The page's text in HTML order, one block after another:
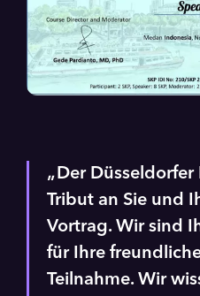
Der
Tribut an Sie und
Vortrag. Wir sind
für Ihre
Teilnahme. Wir